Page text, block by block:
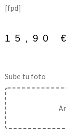
[fpd]
15,90 €
Sube tu foto